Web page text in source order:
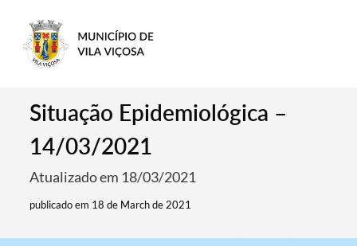
Situação Epidemiológica –
14/03/2021
Atualizado em 18/03/2021
publicado em 18 de March de 2021